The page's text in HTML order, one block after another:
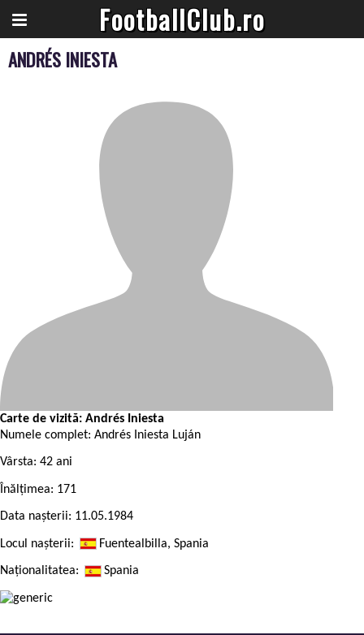
FootballClub.ro
ANDRÉS INIESTA
Carte de vizită: Andrés Iniesta
Numele complet: Andrés Iniesta Luján
Vârsta: 42 ani
Înălțimea: 171
Data nașterii: 11.05.1984
Locul nașterii: Fuentealbilla, Spania
Naționalitatea: Spania